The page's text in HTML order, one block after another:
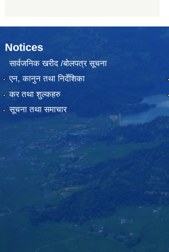
Notices
सार्वजनिक खरीद /बोलपत्र सूचना
एन, कानुन तथा निर्देशिका
कर तथा शुल्कहरु
सूचना तथा समाचार